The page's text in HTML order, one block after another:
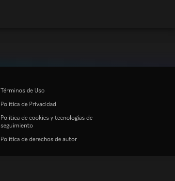
Términos de Uso
Política de Privacidad
Política de cookies y tecnologías de
seguimiento
Política de derechos de autor